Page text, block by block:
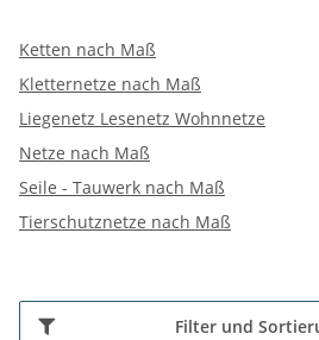
Ketten nach Maß
Kletternetze nach Maß
Liegenetz Lesenetz Wohnnetze
Netze nach Maß
Seile - Tauwerk nach Maß
Tierschutznetze nach Maß
Filter und